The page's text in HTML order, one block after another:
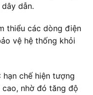
dẫn.
thiểu các dòng điện
vệ hệ thống khỏi
hạn chế hiện tượng
nhờ đó tăng độ